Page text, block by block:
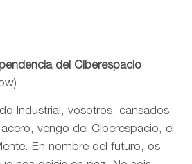
del Ciberespacio
Industrial, vosotros, cansados
vengo del Ciberespacio, el
En nombre del futuro, os